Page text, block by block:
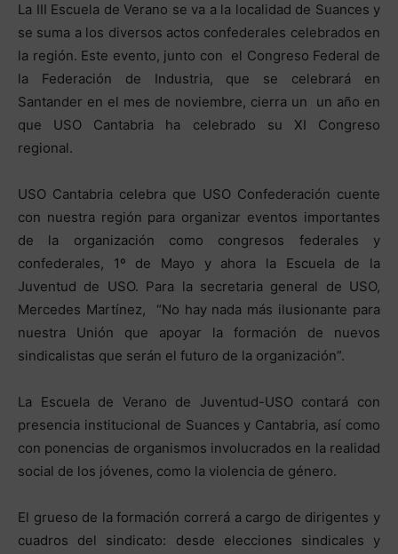
La III Escuela de Verano se va a la localidad de Suances y
se suma a los diversos actos confederales celebrados en
la región. Este evento, junto con el Congreso Federal de
la Federación de Industria, que se celebrará en
Santander en el mes de noviembre, cierra un un año en
que USO Cantabria ha celebrado su XI Congreso
regional.
USO Cantabria celebra que USO Confederación cuente
con nuestra región para organizar eventos importantes
de la organización como congresos federales y
confederales, 1º de Mayo y ahora la Escuela de la
Juventud de USO. Para la secretaria general de USO,
Mercedes Martínez, “No hay nada más ilusionante para
nuestra Unión que apoyar la formación de nuevos
sindicalistas que serán el futuro de la organización”.
La Escuela de Verano de Juventud-USO contará con
presencia institucional de Suances y Cantabria, así como
con ponencias de organismos involucrados en la realidad
social de los jóvenes, como la violencia de género.
El grueso de la formación correrá a cargo de dirigentes y
cuadros del sindicato: desde elecciones sindicales y